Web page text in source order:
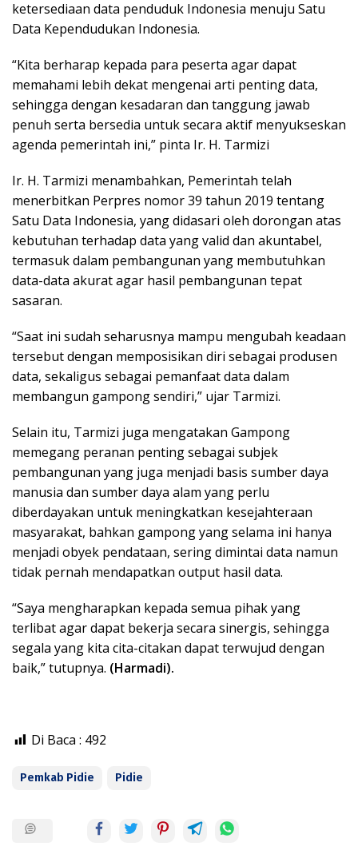
ketersediaan data penduduk Indonesia menuju Satu
Data Kependudukan Indonesia.
“Kita berharap kepada para peserta agar dapat
memahami lebih dekat mengenai arti penting data,
sehingga dengan kesadaran dan tanggung jawab
penuh serta bersedia untuk secara aktif menyukseskan
agenda pemerintah ini,” pinta Ir. H. Tarmizi
Ir. H. Tarmizi menambahkan, Pemerintah telah
menerbitkan Perpres nomor 39 tahun 2019 tentang
Satu Data Indonesia, yang didasari oleh dorongan atas
kebutuhan terhadap data yang valid dan akuntabel,
termasuk dalam pembangunan yang membutuhkan
data-data akurat agar hasil pembangunan tepat
sasaran.
“Saat ini sudah seharusnya mampu mengubah keadaan
tersebut dengan memposisikan diri sebagai produsen
data, sekaligus sebagai pemanfaat data dalam
membangun gampong sendiri,” ujar Tarmizi.
Selain itu, Tarmizi juga mengatakan Gampong
memegang peranan penting sebagai subjek
pembangunan yang juga menjadi basis sumber daya
manusia dan sumber daya alam yang perlu
diberdayakan untuk meningkatkan kesejahteraan
masyarakat, bahkan gampong yang selama ini hanya
menjadi obyek pendataan, sering dimintai data namun
tidak pernah mendapatkan output hasil data.
“Saya mengharapkan kepada semua pihak yang
terlibat agar dapat bekerja secara sinergis, sehingga
segala yang kita cita-citakan dapat terwujud dengan
baik,” tutupnya. (Harmadi).
Di Baca : 492
Pemkab Pidie Pidie